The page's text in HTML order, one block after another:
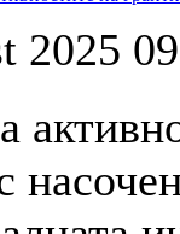
2025